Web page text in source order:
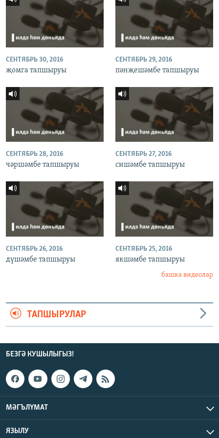
СЕНТЯБРЬ 30, 2016
җомга тапшыруы
СЕНТЯБРЬ 29, 2016
пәнҗешәмбе тапшыруы
СЕНТЯБРЬ 28, 2016
чәршәмбе тапшыруы
СЕНТЯБРЬ 27, 2016
сишәмбе тапшыруы
СЕНТЯБРЬ 26, 2016
дүшәмбе тапшыруы
СЕНТЯБРЬ 25, 2016
якшәмбе тапшыруы
башка видеолар
ТАПШЫРУЛАР
БЕЗГӘ КУШЫЛЫГЫЗ!
МӘГЪЛҮМАТ
ЯЗЫЛУ